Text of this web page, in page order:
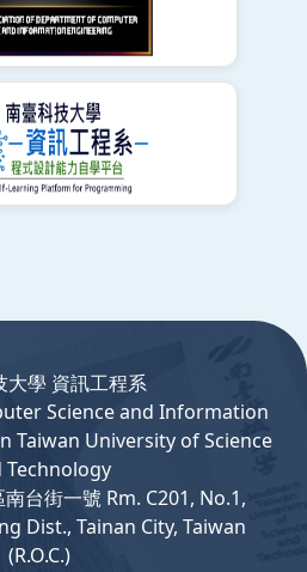
大學 資訊工程系
Science and Information
Taiwan University of Science
Technology
台街一號 Rm. C201, No.1,
Dist., Tainan City, Taiwan
(R.O.C.)